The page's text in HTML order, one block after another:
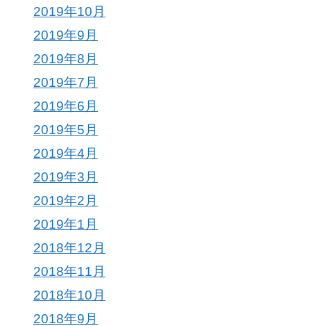
2019年10月
2019年9月
2019年8月
2019年7月
2019年6月
2019年5月
2019年4月
2019年3月
2019年2月
2019年1月
2018年12月
2018年11月
2018年10月
2018年9月